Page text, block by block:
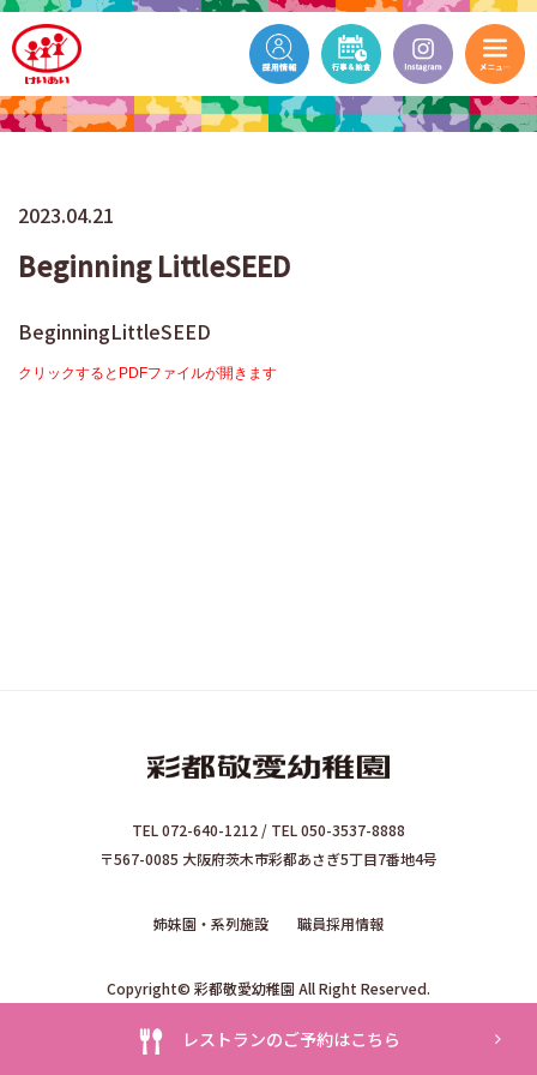
レストランのご予約はこちら
2023.04.21
Beginning LittleSEED
BeginningLittleSEED
クリックするとPDFファイルが開きます
TEL 072-640-1212 / TEL 050-3537-8888
〒567-0085 大阪府茨木市彩都あさぎ5丁目7番地4号
姉妹園・系列施設 職員採用情報
Copyright© 彩都敬愛幼稚園 All Right Reserved.